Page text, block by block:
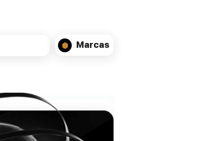
embutidos de alto desempenho. A
certificação THX Ultra garante que
Com quatro woofers de 120 mm a
fornecer graves sólidos e um conjunto
Uni-Q de 12.ª geração com MAT™,
Marcas